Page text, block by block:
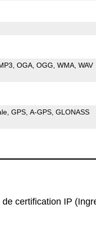
OGA OGG WMA WAV
GPS A-GPS GLONASS
certification IP